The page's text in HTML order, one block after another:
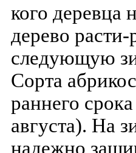
кого деревца
дерево
следующую
Сорта
раннего
августа). На
надежно